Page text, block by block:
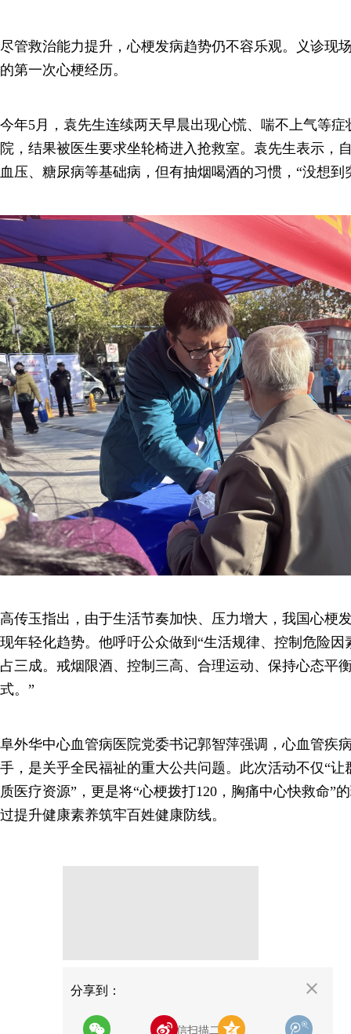
尽管救治能力提升，心梗发病趋势仍不容乐观。义诊现
的第一次心梗经历。
今年5月，袁先生连续两天早晨出现心慌、喘不上气等
院，结果被医生要求坐轮椅进入抢救室。袁先生表示，
血压、糖尿病等基础病，但有抽烟喝酒的习惯，“没想到
高传玉指出，由于生活节奏加快、压力增大，我国心梗
现年轻化趋势。他呼吁公众做到“生活规律、控制危险因
占三成。戒烟限酒、控制三高、合理运动、保持心态平
式。”
阜外华中心血管病医院党委书记郭智萍强调，心血管疾
手，是关乎全民福祉的重大公共问题。此次活动不仅“
质医疗资源”，更是将“心梗拨打120，胸痛中心快救命”
过提升健康素养筑牢百姓健康防线。
分享到：
用微信扫描二维码